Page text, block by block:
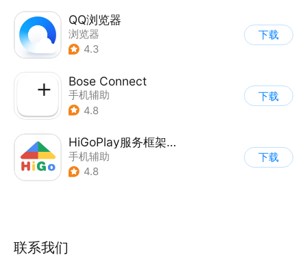
QQ浏览器
浏览器
4.3
下载
Bose Connect
手机辅助
4.8
下载
HiGoPlay服务框架安装器
手机辅助
4.8
下载
联系我们